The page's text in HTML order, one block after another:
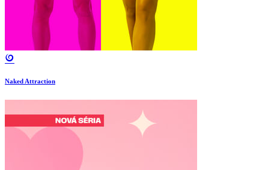
Naked Attraction